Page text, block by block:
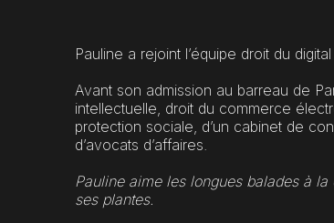
Pauline a rejoint l’équipe droit du
Avant son admission au barreau de
intellectuelle, droit du commerce
protection sociale, d’un cabinet de
d’avocats d’affaires.
Pauline aime les longues balades à
ses plantes.